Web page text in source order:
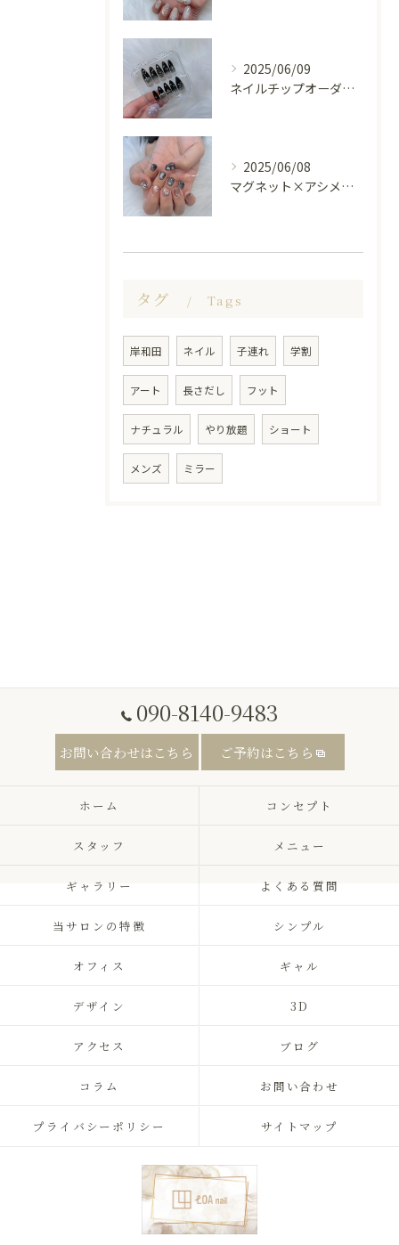
2025/06/09
ネイルチップオーダー受け付けてます😊🤍
2025/06/08
マグネット×アシメシルバー nail🤍🩶
タグ Tags
岸和田 ネイル 子連れ 学割
アート 長さだし フット
ナチュラル やり放題 ショート
メンズ ミラー
090-8140-9483
お問い合わせはこちら ご予約はこちら
ホーム コンセプト
スタッフ メニュー
ギャラリー よくある質問
当サロンの特徴 シンプル
オフィス ギャル
デザイン 3D
アクセス ブログ
コラム お問い合わせ
プライバシーポリシー サイトマップ